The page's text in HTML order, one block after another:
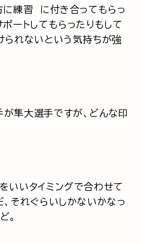
に練習 に付き合ってもらっ
ートしてもらったりもして
られないという気持ちが強
隼大選手ですが、どんな印
いいタイミングで合わせて
それぐらいしかないかなっ
。